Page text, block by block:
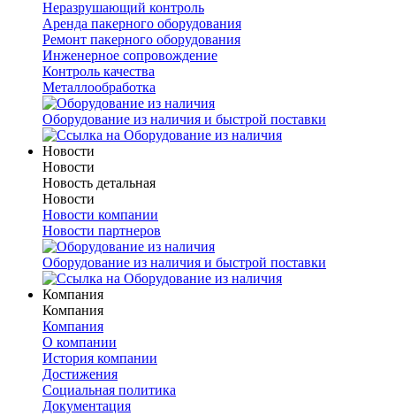
Неразрушающий контроль
Аренда пакерного оборудования
Ремонт пакерного оборудования
Инженерное сопровождение
Контроль качества
Металлообработка
Оборудование из наличия и быстрой поставки
Новости
Новости
Новость детальная
Новости
Новости компании
Новости партнеров
Оборудование из наличия и быстрой поставки
Компания
Компания
Компания
О компании
История компании
Достижения
Социальная политика
Документация